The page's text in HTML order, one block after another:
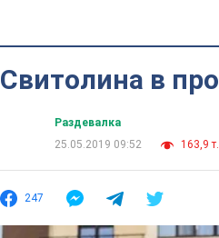
Свитолина в
Раздевалка
25.05.2019 09:52
163,9 т.
247